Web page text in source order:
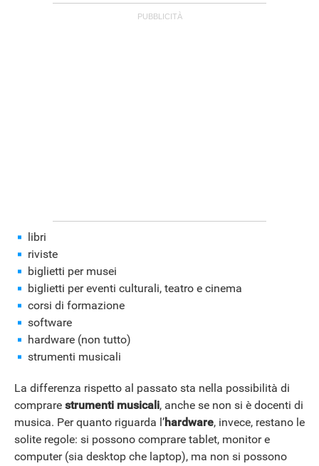
libri
riviste
biglietti per musei
biglietti per eventi culturali, teatro e cinema
corsi di formazione
software
hardware (non tutto)
strumenti musicali
La differenza rispetto al passato sta nella possibilità di
comprare strumenti musicali, anche se non si è docenti di
musica. Per quanto riguarda l’hardware, invece, restano le
solite regole: si possono comprare tablet, monitor e
computer (sia desktop che laptop), ma non si possono